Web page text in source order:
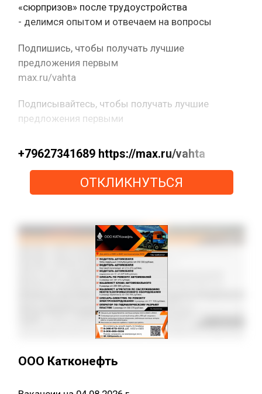
«сюрпризов» после трудоустройства
- делимся опытом и отвечаем на вопросы
Подпишись, чтобы получать лучшие
предложения первым
max.ru/vahta
Подписывайтесь, чтобы получать лучшие
предложения первыми
+79627341689 https://max.ru/vahta
ОТКЛИКНУТЬСЯ
ООО Катконефть